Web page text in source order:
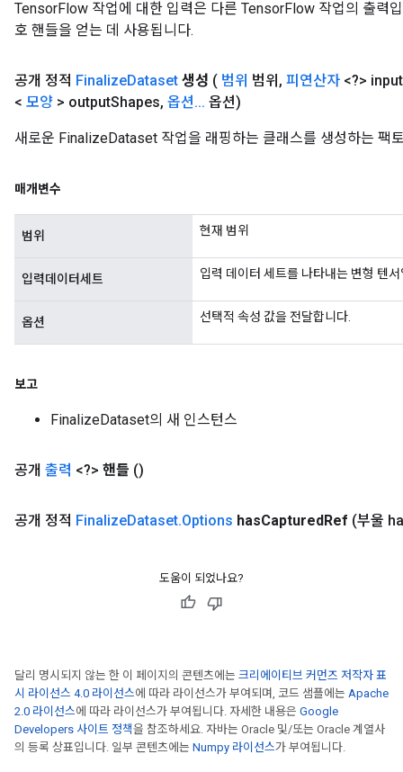
TensorFlow 작업에 대한 입력은 다른 TensorFlow 작업의 출력
호 핸들을 얻는 데 사용됩니다.
공개 정적 FinalizeDataset 생성 ( 범위 범위 , 피연산자 <?> input
< 모양 > outputShapes, 옵션... 옵션)
새로운 FinalizeDataset 작업을 래핑하는 클래스를 생성하는 팩
매개변수
범위 현재 범위
입력데이터세트 입력 데이터 세트를 나타내는 변형 텐
옵션 선택적 속성 값을 전달합니다.
보고
FinalizeDataset의 새 인스턴스
공개 출력 <?> 핸들 ()
공개 정적 FinalizeDataset.Options hasCapturedRef (부울
도움이 되었나요?
달리 명시되지 않는 한 이 페이지의 콘텐츠에는 크리에이티브 커먼즈 저작자 표
시 라이선스 4.0 라이선스에 따라 라이선스가 부여되며, 코드 샘플에는 Apache
2.0 라이선스에 따라 라이선스가 부여됩니다. 자세한 내용은 Google
Developers 사이트 정책을 참조하세요. 자바는 Oracle 및/또는 Oracle 계열사
의 등록 상표입니다. 일부 콘텐츠에는 Numpy 라이선스가 부여됩니다.